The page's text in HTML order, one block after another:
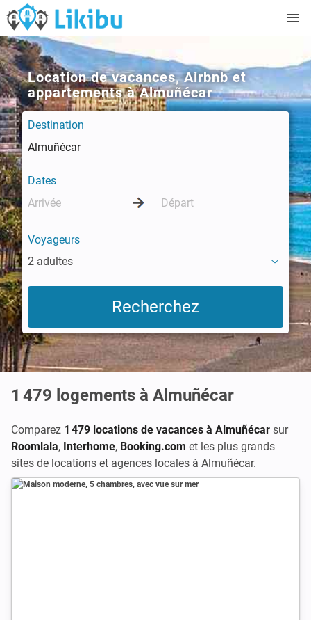
Location de vacances, Airbnb et
appartements à Almuñécar
Destination
Dates
Voyageurs
2 adultes
1 479 logements à Almuñécar
Comparez 1 479 locations de vacances à Almuñécar sur
Roomlala, Interhome, Booking.com et les plus grands
sites de locations et agences locales à Almuñécar.